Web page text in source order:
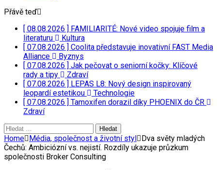
Přávě teď
[ 08.08.2026 ] FAMILIARITÉ: Nové video spojuje film a
literaturu
Kultura
[ 07.08.2026 ] Coolita představuje inovativní FAST Media
Alliance
Byznys
[ 07.08.2026 ] Jak pečovat o seniorní kočky: Klíčové
rady a tipy
Zdraví
[ 07.08.2026 ] LEPAS L8: Nový design inspirovaný
leopardí estetikou
Technologie
[ 07.08.2026 ] Tamoxifen dorazil díky PHOENIX do ČR
Zdraví
Vyhledávání
Home Média, společnost a životní styl Dva světy mladých
Čechů: Ambiciózní vs. nejistí. Rozdíly ukazuje průzkum
společnosti Broker Consulting